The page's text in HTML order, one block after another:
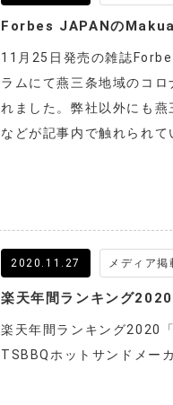
11月25日発売の雑誌
ラムにて燕三条地域のコ
れました。弊社以外にも
などが記事内で触れられて
2020.11.27 メディア掲
楽天年間ランキング2020
TSBBQホットサンドメー